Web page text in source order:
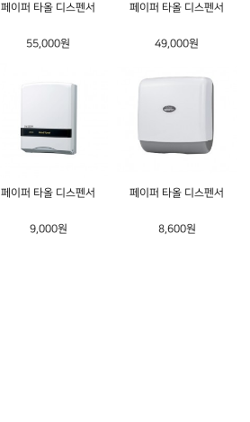
페이퍼 타올 디스펜서
55,000원
페이퍼 타올 디스펜서
49,000원
페이퍼 타올 디스펜서
9,000원
페이퍼 타올 디스펜서
8,600원